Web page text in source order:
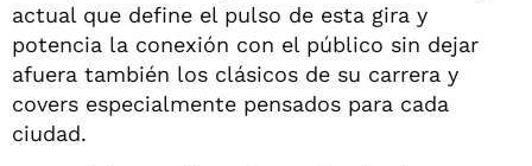
actual que define el pulso de esta gira y
potencia la conexión con el público sin dejar
afuera también los clásicos de su carrera y
covers especialmente pensados para cada
ciudad.